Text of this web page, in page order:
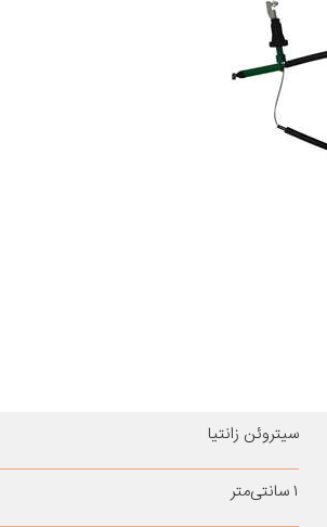
سیتروئن زانتیا
۱ سانتی‌متر